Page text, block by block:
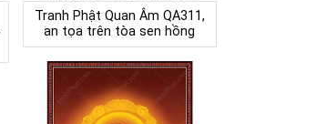
Tranh Phật Quan Âm QA311,
an tọa trên tòa sen hồng